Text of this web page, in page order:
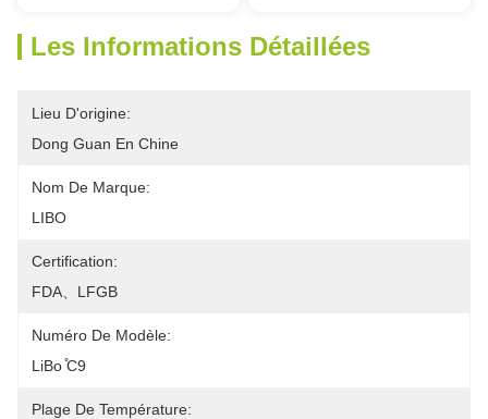
Les Informations Détaillées
Lieu D'origine:
Dong Guan En Chine
Nom De Marque:
LIBO
Certification:
FDA、LFGB
Numéro De Modèle:
LiBo ̊C9
Plage De Température: